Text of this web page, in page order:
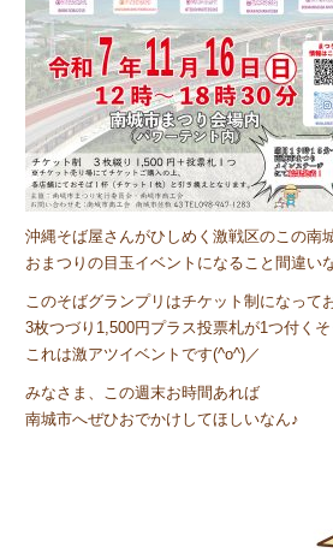
沖縄そば屋さんがひしめく激戦区のこの南
おまつりの目玉イベントになること間違い
このそばグランプリはチケット制になって
3枚つづり1,500円プラス投票札が1つ付く
これは激アツイベントです(^o^)／
みなさま、この週末お時間あれば
南城市へぜひおでかけしてほしいなん♪